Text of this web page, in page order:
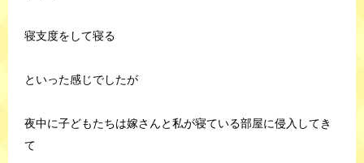
寝支度をして寝る
といった感じでしたが
夜中に子どもたちは嫁さんと私が寝ている部屋に侵入してき
て